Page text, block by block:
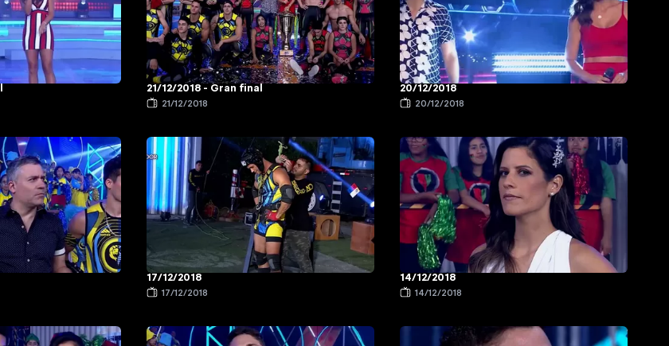
21/12/2018 - Gran final
21/12/2018
20/12/2018
20/12/2018
17/12/2018
17/12/2018
14/12/2018
14/12/2018